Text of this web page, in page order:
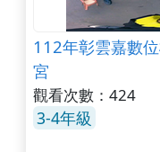
112年彰雲嘉數
宮
觀看次數：424
3-4年級